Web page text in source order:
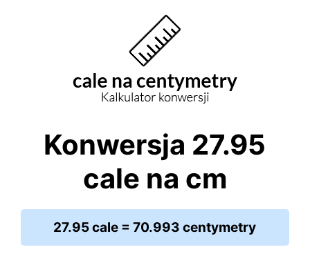
Konwersja 27.95
cale na cm
27.95 cale = 70.993 centymetry